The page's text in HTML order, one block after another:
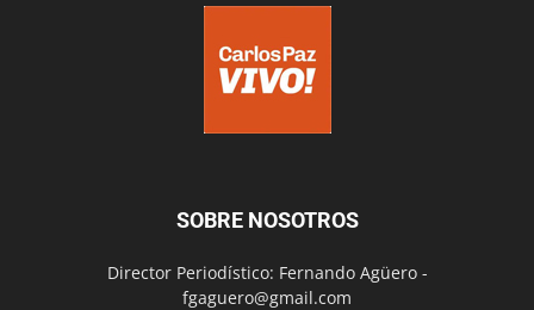
SOBRE NOSOTROS
Director Periodístico: Fernando Agüero -
fgaguero@gmail.com